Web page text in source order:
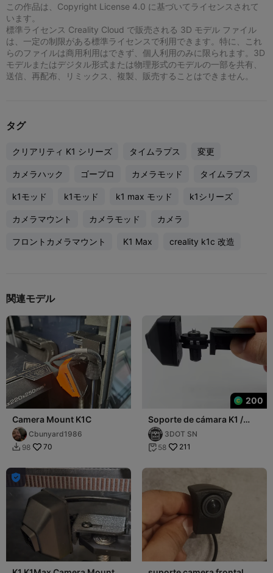
この作品は、Copyright License 4.0 に基づいてライセンスされて
います。
標準ライセンス Creality Cloud で販売される 3D モデル ファイル
は、一定の制限がある標準ライセンスで利用できます。特に、これ
らのファイルは商用利用はできず、個人利用のみに限られます。3D
モデルまたはデジタル形式または物理形式のモデルの一部を共有、
送信、再配布、リミックス、複製、販売することはできません。
タグ
クリアリティ K1 シリーズ タイムラプス 変更
カメラハック ゴープロ カメラモッド タイムラプス
k1モッド k1モッド k1 max モッド k1シリーズ
カメラマウント カメラモッド カメラ
フロントカメラマウント K1 Max creality k1c 改造
関連モデル
Camera Mount K1C
Cbunyard1986
 98 70
200
Soporte de cámara K1 /
K1MAX / K1C
(ARTICULADO)
3DOT SN
 58 211
